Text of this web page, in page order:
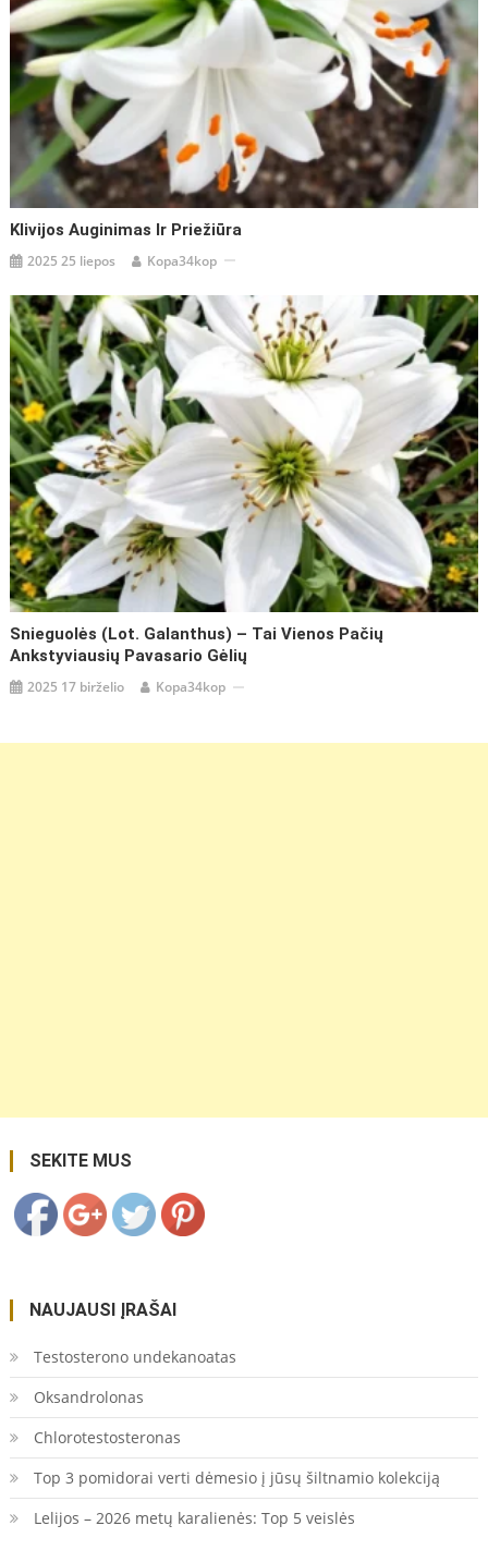
Klivijos Auginimas Ir Priežiūra
2025 25 liepos Kopa34kop
Snieguolės (lot. Galanthus) – Tai Vienos Pačių
Ankstyviausių Pavasario Gėlių
2025 17 birželio Kopa34kop
SEKITE MUS
gentis/">
NAUJAUSI ĮRAŠAI
Testosterono undekanoatas
Oksandrolonas
Chlorotestosteronas
Top 3 pomidorai verti dėmesio į jūsų šiltnamio kolekciją
Lelijos – 2026 metų karalienės: Top 5 veislės